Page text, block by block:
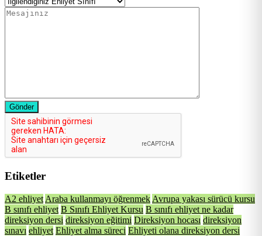
Gönder
Etiketler
A2 ehliyet Araba kullanmayı öğrenmek Avrupa yakası sürücü kursu
B sınıfı ehliyet B Sınıfı Ehliyet Kursu B sınıfı ehliyet ne kadar
direksiyon dersi direksiyon eğitimi Direksiyon hocası direksiyon
sınavı ehliyet Ehliyet alma süreci Ehliyeti olana direksiyon dersi